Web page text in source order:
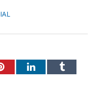
PinterestLinkedInTumblr